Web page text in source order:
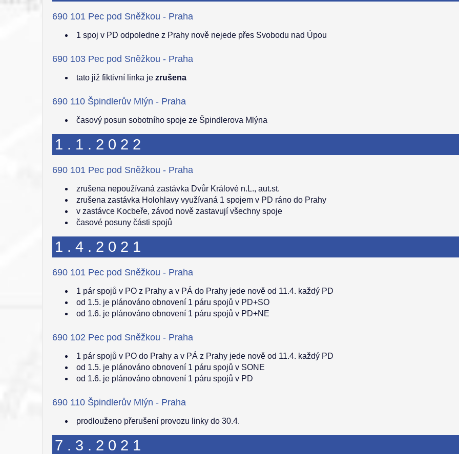
690 101 Pec pod Sněžkou - Praha
1 spoj v PD odpoledne z Prahy nově nejede přes Svobodu nad Úpou
690 103 Pec pod Sněžkou - Praha
tato již fiktivní linka jezrušena
690 110 Špindlerův Mlýn - Praha
časový posun sobotního spoje ze Špindlerova Mlýna
1.1.2022
690 101 Pec pod Sněžkou - Praha
zrušena nepoužívaná zastávka Dvůr Králové n.L., aut.st.
zrušena zastávka Holohlavy využívaná 1 spojem v PD ráno do Prahy
v zastávce Kocbeře, závod nově zastavují všechny spoje
časové posuny části spojů
1.4.2021
690 101 Pec pod Sněžkou - Praha
1 pár spojů v PO z Prahy a v PÁ do Prahy jede nově od 11.4. každý PD
od 1.5. je plánováno obnovení 1 páru spojů v PD+SO
od 1.6. je plánováno obnovení 1 páru spojů v PD+NE
690 102 Pec pod Sněžkou - Praha
1 pár spojů v PO do Prahy a v PÁ z Prahy jede nově od 11.4. každý PD
od 1.5. je plánováno obnovení 1 páru spojů v SONE
od 1.6. je plánováno obnovení 1 páru spojů v PD
690 110 Špindlerův Mlýn - Praha
prodlouženo přerušení provozu linky do 30.4.
7.3.2021